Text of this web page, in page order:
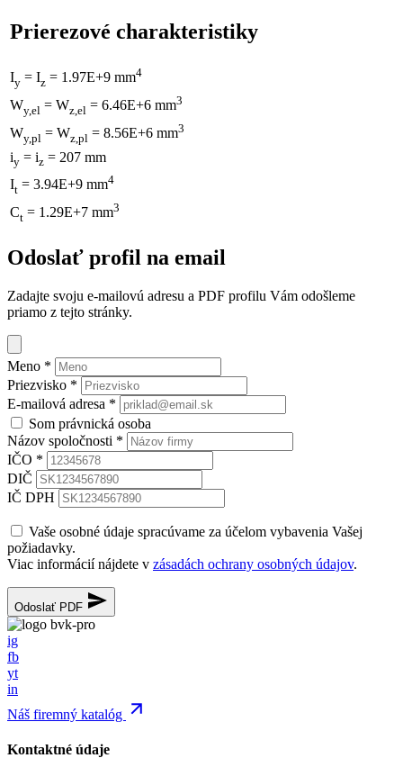
Prierezové charakteristiky
Iy = Iz = 1.97E+9 mm4
Wy,el = Wz,el = 6.46E+6 mm3
Wy,pl = Wz,pl = 8.56E+6 mm3
iy = iz = 207 mm
It = 3.94E+9 mm4
Ct = 1.29E+7 mm3
Odoslať profil na email
Zadajte svoju e-mailovú adresu a PDF profilu Vám odošleme
priamo z tejto stránky.
Meno *
Priezvisko *
E-mailová adresa *
Som právnická osoba
Názov spoločnosti *
IČO *
DIČ
IČ DPH
Vaše osobné údaje spracúvame za účelom vybavenia Vašej
požiadavky.
Viac informácií nájdete v zásadách ochrany osobných údajov.
Odoslať PDF
ig
fb
yt
in
Náš firemný katalóg
Kontaktné údaje